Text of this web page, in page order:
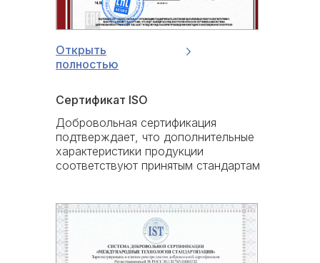
Открыть
полностью
Сертификат ISO
Добровольная сертификация
подтверждает, что дополнительные
характеристики продукции
соответствуют принятым стандартам